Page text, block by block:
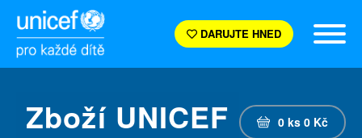
DARUJTE HNED
Zboží UNICEF 0 ks 0 Kč